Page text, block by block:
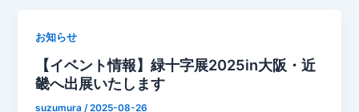
お知らせ
【イベント情報】緑十字展2025in大阪・近
畿へ出展いたします
suzumura /2025-08-26